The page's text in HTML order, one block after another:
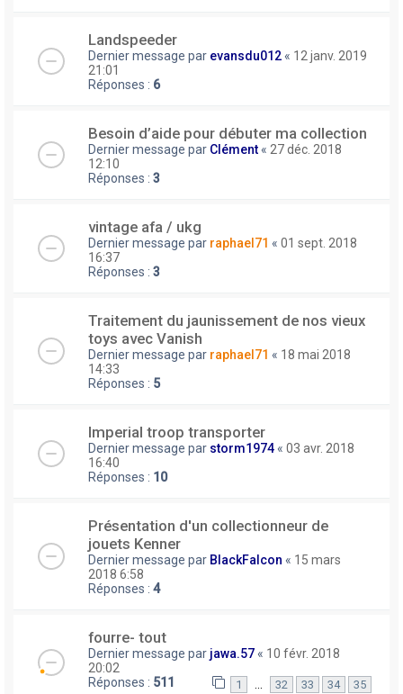
Landspeeder
Dernier message par evansdu012 « 12 janv. 2019
21:01
Réponses : 6
Besoin d’aide pour débuter ma collection
Dernier message par Clément « 27 déc. 2018
12:10
Réponses : 3
vintage afa / ukg
Dernier message par raphael71 « 01 sept. 2018
16:37
Réponses : 3
Traitement du jaunissement de nos vieux
toys avec Vanish
Dernier message par raphael71 « 18 mai 2018
14:33
Réponses : 5
Imperial troop transporter
Dernier message par storm1974 « 03 avr. 2018
16:40
Réponses : 10
Présentation d'un collectionneur de
jouets Kenner
Dernier message par BlackFalcon « 15 mars
2018 6:58
Réponses : 4
fourre- tout
Dernier message par jawa.57 « 10 févr. 2018
20:02
Réponses : 511 1 32 33 34 35